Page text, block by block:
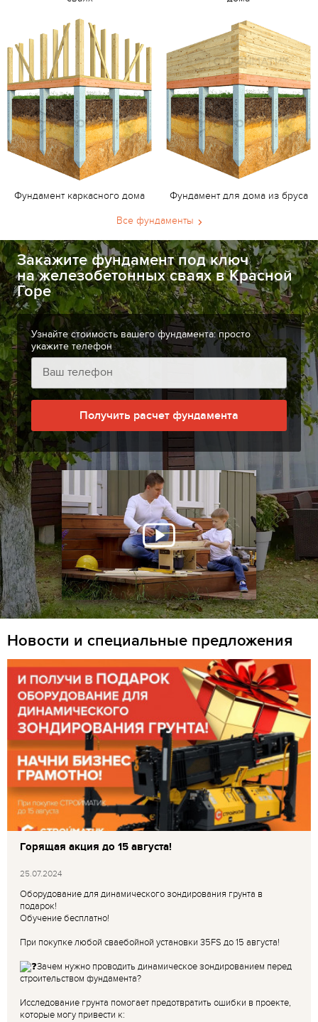
Фундамент каркасного дома Фундамент для дома из бруса
Все фундаменты
Закажите фундамент под ключ
на железобетонных сваях в Красной
Горе
Узнайте стоимость вашего фундамента: просто
укажите телефон
Получить расчет фундамента
Новости и специальные предложения
Горящая акция до 15 августа!
25.07.2024
Оборудование для динамического зондирования грунта в
подарок!
Обучение бесплатно!
При покупке любой сваебойной установки 35FS до 15 августа!
Зачем нужно проводить динамическое зондированием перед
строительством фундамента?
Исследование грунта помогает предотвратить ошибки в проекте,
которые могу привести к: